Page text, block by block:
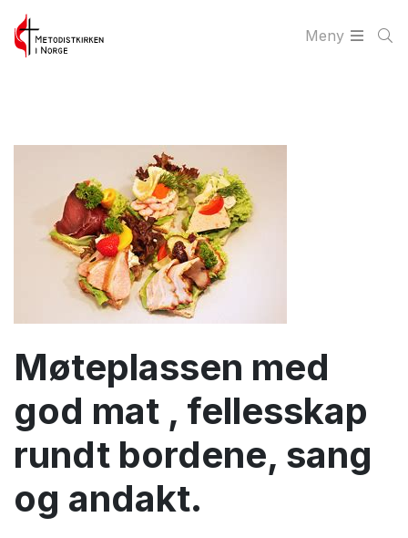
Meny
Møteplassen med
god mat , fellesskap
rundt bordene, sang
og andakt.